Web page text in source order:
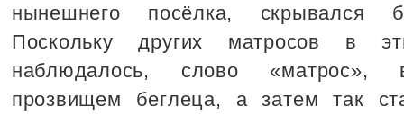
нынешнего посёлка, скрывался
Поскольку других матросов в
наблюдалось, слово «матрос»,
прозвищем беглеца, а затем так